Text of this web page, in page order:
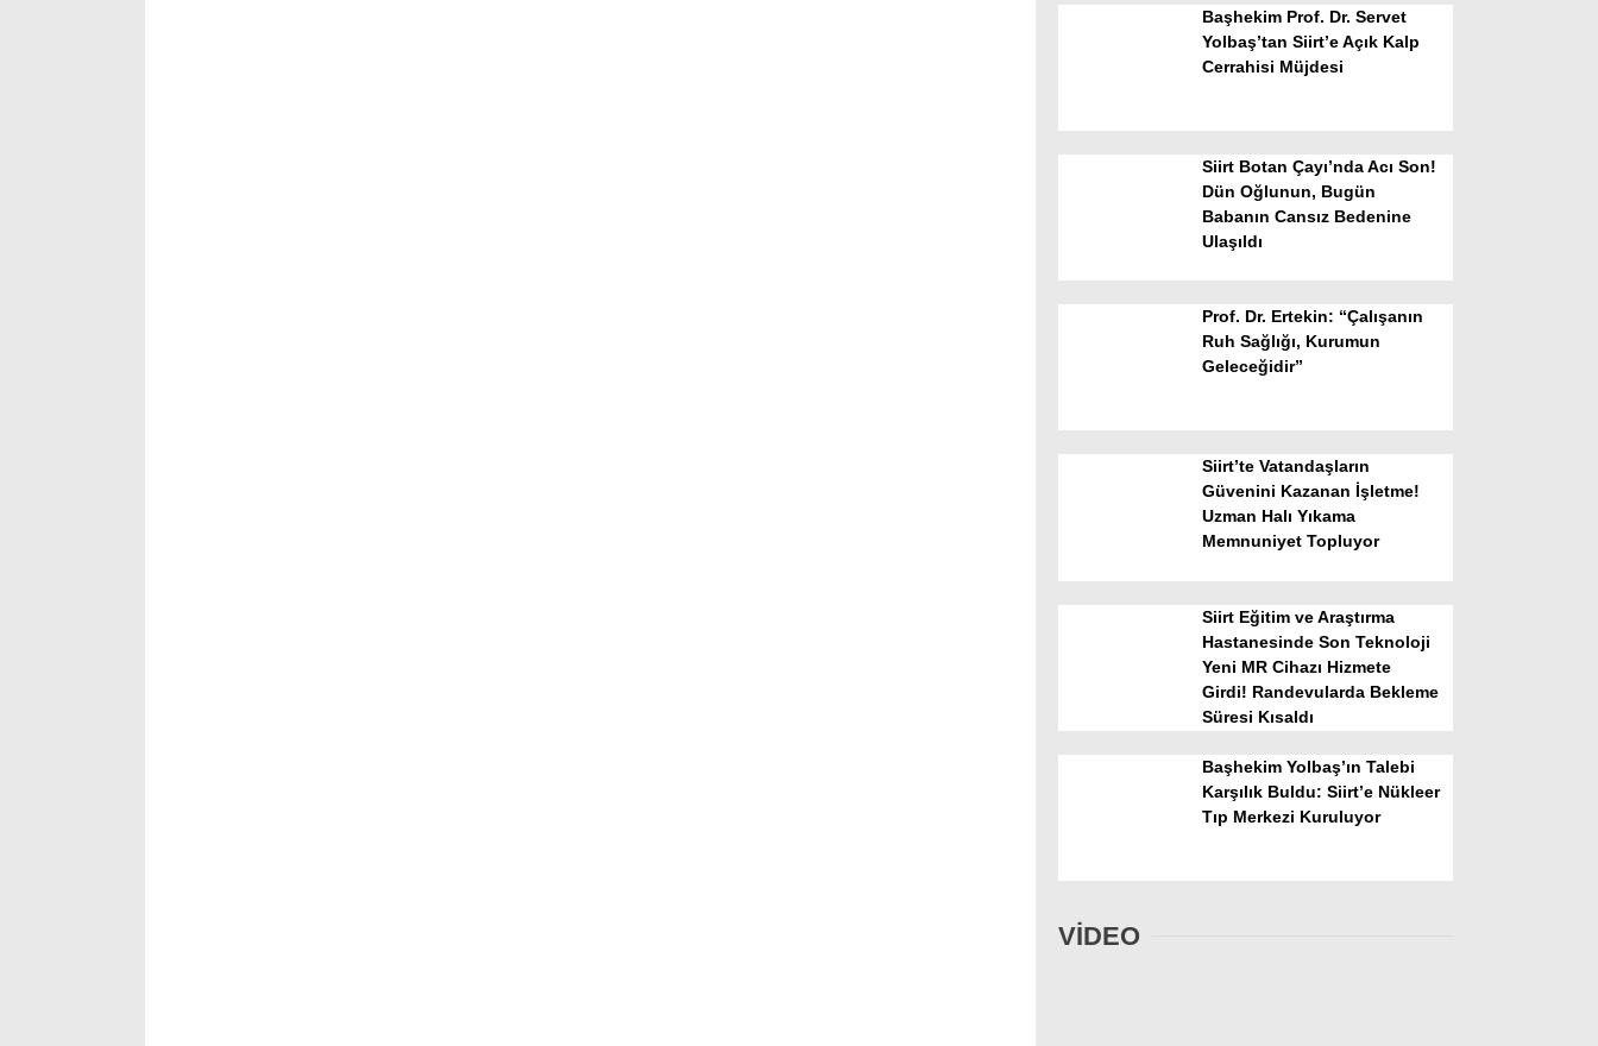
Instagram
Başhekim Prof. Dr. Servet
Yolbaş’tan Siirt’e Açık Kalp
Cerrahisi Müjdesi
Siirt Botan Çayı’nda Acı Son!
Dün Oğlunun, Bugün
Babanın Cansız Bedenine
Ulaşıldı
Prof. Dr. Ertekin: “Çalışanın
Ruh Sağlığı, Kurumun
Geleceğidir”
Siirt’te Vatandaşların
Güvenini Kazanan İşletme!
Uzman Halı Yıkama
Memnuniyet Topluyor
Siirt Eğitim ve Araştırma
Hastanesinde Son Teknoloji
Yeni MR Cihazı Hizmete
Girdi! Randevularda Bekleme
Süresi Kısaldı
Başhekim Yolbaş’ın Talebi
Karşılık Buldu: Siirt’e Nükleer
Tıp Merkezi Kuruluyor
VİDEO